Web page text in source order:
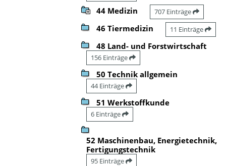
44 Medizin 707 Einträge
46 Tiermedizin 11 Einträge
48 Land- und Forstwirtschaft
156 Einträge
50 Technik allgemein
44 Einträge
51 Werkstoffkunde
6 Einträge
52 Maschinenbau, Energietechnik,
Fertigungstechnik
95 Einträge